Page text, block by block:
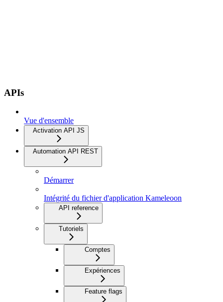
APIs
Vue d'ensemble
Activation API JS
Automation API REST
Démarrer
Intégrité du fichier d'application Kameleoon
API reference
Tutoriels
Comptes
Expériences
Feature flags